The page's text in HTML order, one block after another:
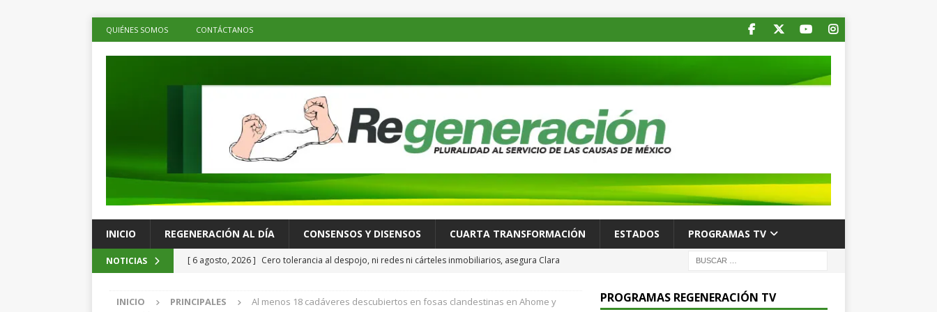
QUIÉNES SOMOS CONTÁCTANOS
INICIO REGENERACIÓN AL DÍA CONSENSOS Y DISENSOS CUARTA TRANSFORMACIÓN ESTADOS PROGRAMAS TV
NOTICIAS [ 6 agosto, 2026 ] Cero tolerancia al despojo, ni redes ni cárteles inmobiliarios, asegura Clara
ESTADOS
INICIO PRINCIPALES
Al menos 18 cadáveres descubiertos en fosas clandestinas en Ahome y
PROGRAMAS REGENERACIÓN TV